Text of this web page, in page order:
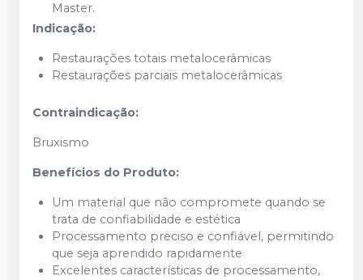
Master.
Indicação:
Restaurações totais metalocerâmicas
Restaurações parciais metalocerâmicas
Contraindicação:
Bruxismo
Benefícios do Produto:
Um material que não compromete quando se
trata de confiabilidade e estética
Processamento preciso e confiável, permitindo
que seja aprendido rapidamente
Excelentes características de processamento,